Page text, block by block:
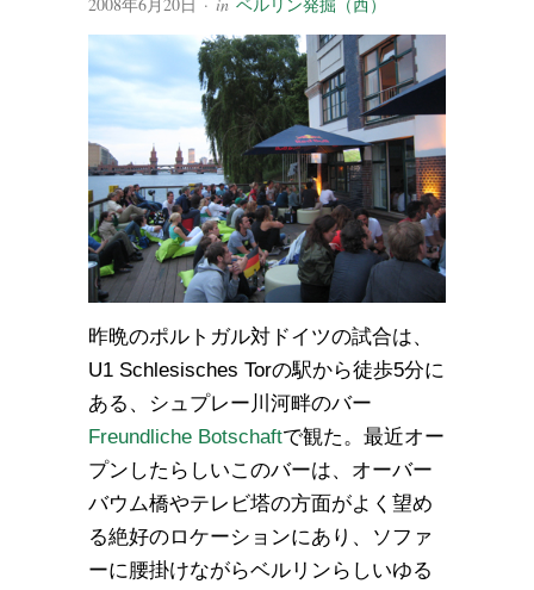
昨晩のポルトガル対ドイツの試合は、
U1 Schlesisches Torの駅から徒歩5分に
ある、シュプレー川河畔のバー
Freundliche Botschaftで観た。最近オー
プンしたらしいこのバーは、オーバー
バウム橋やテレビ塔の方面がよく望め
る絶好のロケーションにあり、ソファ
ーに腰掛けながらベルリンらしいゆる